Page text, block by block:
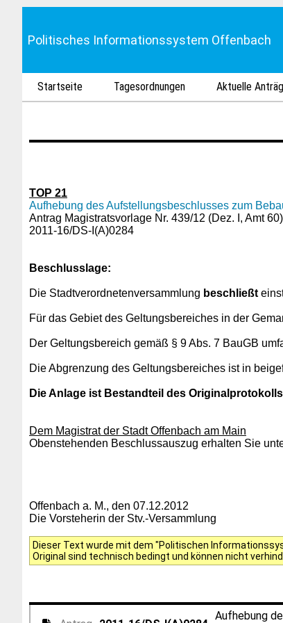
Politisches Informationssystem Offenbach
Startseite Tagesordnungen Aktuelle
TOP 21
Aufhebung des Aufstellungsbeschlusses zum
Antrag Magistratsvorlage Nr. 439/12 (Dez. I, Amt
2011-16/DS-I(A)0284
Beschlusslage:
Die Stadtverordnetenversammlung beschließt
Für das Gebiet des Geltungsbereiches in der
Der Geltungsbereich gemäß § 9 Abs. 7 BauGB
Die Abgrenzung des Geltungsbereiches ist in
Die Anlage ist Bestandteil des
Dem Magistrat der Stadt Offenbach am Main
Obenstehenden Beschlussauszug erhalten Sie
Offenbach a. M., den 07.12.2012
Die Vorsteherin der Stv.-Versammlung
Dieser Text wurde mit dem "Politischen
Original sind technisch bedingt und können nicht
Aufhebung